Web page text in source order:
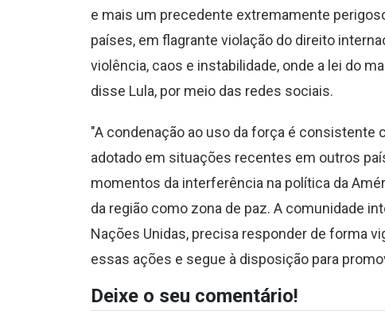
e mais um precedente extremamente
países, em flagrante violação do direito
violência, caos e instabilidade, onde a lei do
disse Lula, por meio das redes sociais.
"A condenação ao uso da força é consistente
adotado em situações recentes em outros
momentos da interferência na política da
da região como zona de paz. A comunidade
Nações Unidas, precisa responder de forma
essas ações e segue à disposição para
Deixe o seu comentário!